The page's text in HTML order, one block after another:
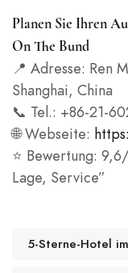
Planen Sie Ihren
On The Bund
📍 Adresse: Ren
Shanghai, China
📞 Tel.: +86-21-
🌐 Webseite:
⭐ Bewertung:
Lage, Service”
5-Sterne-Hotel